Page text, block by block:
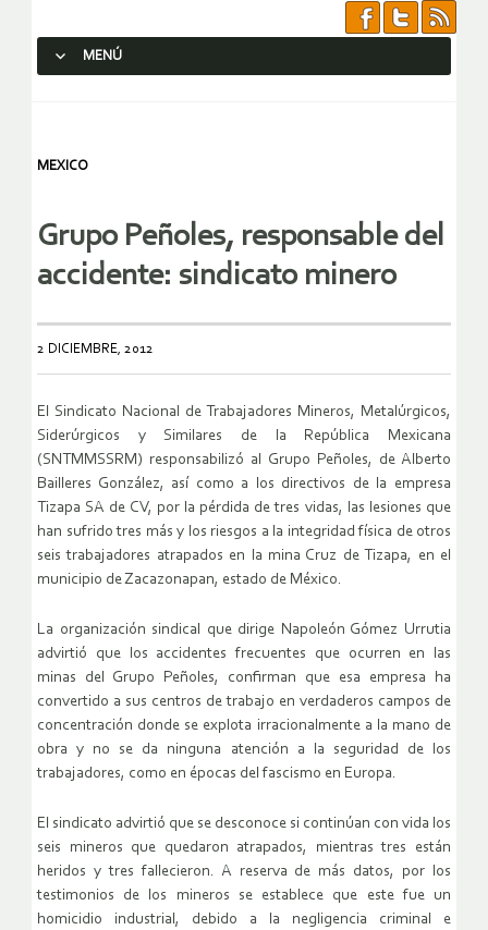
MENÚ
MEXICO
Grupo Peñoles, responsable del
accidente: sindicato minero
2 DICIEMBRE, 2012
El Sindicato Nacional de Trabajadores Mineros, Metalúrgicos,
Siderúrgicos y Similares de la República Mexicana
(SNTMMSSRM) responsabilizó al Grupo Peñoles, de Alberto
Bailleres González, así como a los directivos de la empresa
Tizapa SA de CV, por la pérdida de tres vidas, las lesiones que
han sufrido tres más y los riesgos a la integridad física de otros
seis trabajadores atrapados en la mina Cruz de Tizapa, en el
municipio de Zacazonapan, estado de México.
La organización sindical que dirige Napoleón Gómez Urrutia
advirtió que los accidentes frecuentes que ocurren en las
minas del Grupo Peñoles, confirman que esa empresa ha
convertido a sus centros de trabajo en verdaderos campos de
concentración donde se explota irracionalmente a la mano de
obra y no se da ninguna atención a la seguridad de los
trabajadores, como en épocas del fascismo en Europa.
El sindicato advirtió que se desconoce si continúan con vida los
seis mineros que quedaron atrapados, mientras tres están
heridos y tres fallecieron. A reserva de más datos, por los
testimonios de los mineros se establece que este fue un
homicidio industrial, debido a la negligencia criminal e